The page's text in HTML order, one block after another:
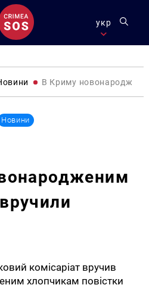
укр
В Криму
Новини
комісаріат вручив
хлопчикам повістки